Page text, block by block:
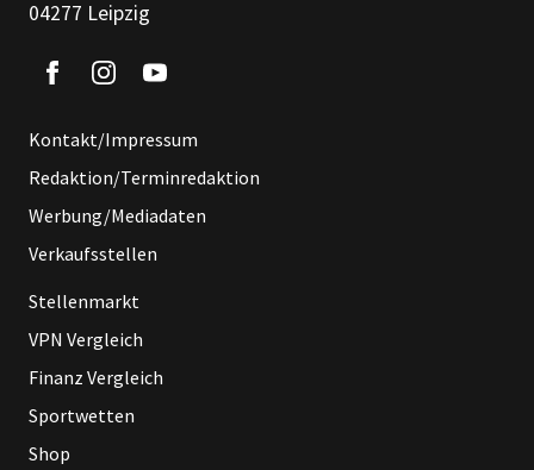
04277 Leipzig
Kontakt/Impressum
Redaktion/Terminredaktion
Werbung/Mediadaten
Verkaufsstellen
Stellenmarkt
VPN Vergleich
Finanz Vergleich
Sportwetten
Shop